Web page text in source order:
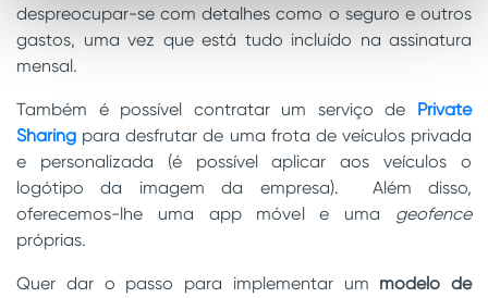
despreocupar-se com detalhes como o seguro e outros
gastos, uma vez que está tudo incluído na assinatura
mensal.
Também é possível contratar um serviço de
Private
Sharing para desfrutar de uma frota de veículos privada
e personalizada (é possível
aplicar aos veículos o
logótipo da imagem da empresa). Além disso,
oferecemos-lhe uma app móvel e uma geofence
próprias.
Quer dar o passo para implementar um modelo de